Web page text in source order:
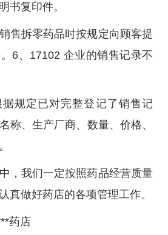
书复印件。
售拆零药品时按规定向顾客提
6、17102 企业的销售记录不
规定已对完整登记了销售记
称、生产厂商、数量、价格、
，我们一定按照药品经营质量
真做好药店的各项管理工作。
药店